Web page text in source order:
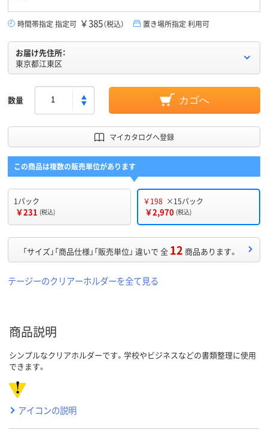
時間帯指定 指定可 ￥385（税込） 置き場所指定 利用可
お届け先住所：
東京都江東区
数量 カゴへ
マイカタログへ登録
この商品は複数の販売単位があります
1パック
￥231 (税込)
￥198 ×15パック
￥2,970 (税込)
「サイズ」「商品仕様」「販売単位」 違いで 全 12 商品あります。
テージーのクリアーホルダーを全て見る
商品説明
シンプルなクリアホルダーです。学校やビジネスなどの書類整理に使用
できます。
アイコンの説明